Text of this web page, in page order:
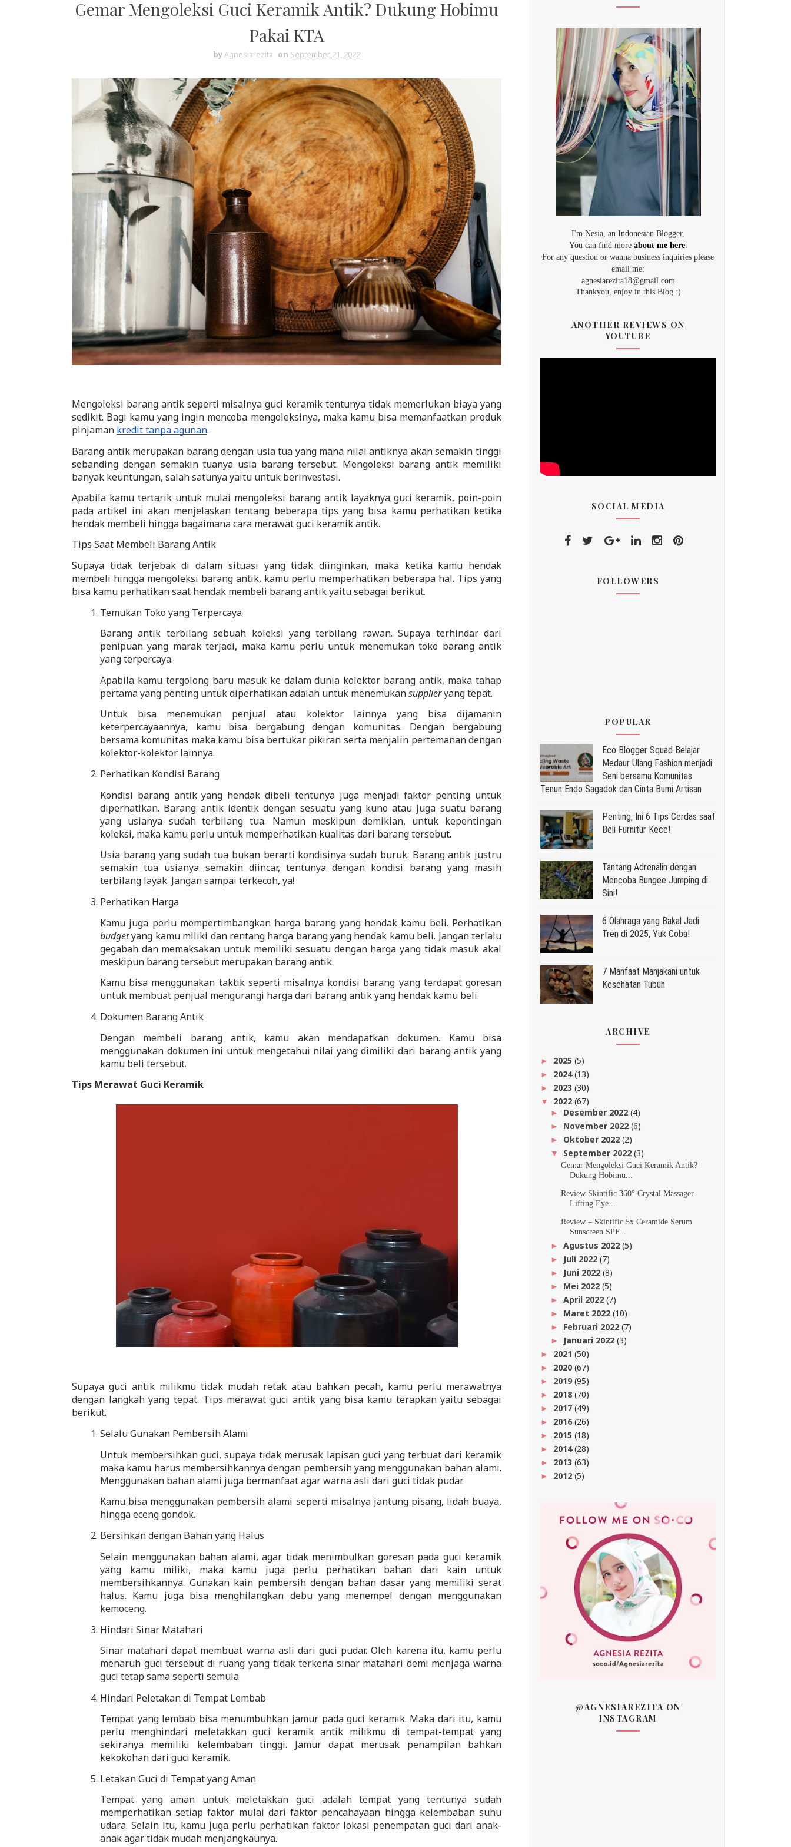
Gemar Mengoleksi Guci Keramik Antik? Dukung Hobimu
Pakai KTA
byAgnesiarezita on September 21, 2022
Mengoleksi barang antik seperti misalnya guci keramik tentunya tidak memerlukan biaya yang
sedikit. Bagi kamu yang ingin mencoba mengoleksinya, maka kamu bisa memanfaatkan produk
pinjaman kredit tanpa agunan.
Barang antik merupakan barang dengan usia tua yang mana nilai antiknya akan semakin tinggi
sebanding dengan semakin tuanya usia barang tersebut. Mengoleksi barang antik memiliki
banyak keuntungan, salah satunya yaitu untuk berinvestasi.
Apabila kamu tertarik untuk mulai mengoleksi barang antik layaknya guci keramik, poin-poin
pada artikel ini akan menjelaskan tentang beberapa tips yang bisa kamu perhatikan ketika
hendak membeli hingga bagaimana cara merawat guci keramik antik.
Tips Saat Membeli Barang Antik
Supaya tidak terjebak di dalam situasi yang tidak diinginkan, maka ketika kamu hendak
membeli hingga mengoleksi barang antik, kamu perlu memperhatikan beberapa hal. Tips yang
bisa kamu perhatikan saat hendak membeli barang antik yaitu sebagai berikut.
Temukan Toko yang Terpercaya
Barang antik terbilang sebuah koleksi yang terbilang rawan. Supaya terhindar dari
penipuan yang marak terjadi, maka kamu perlu untuk menemukan toko barang antik
yang terpercaya.
Apabila kamu tergolong baru masuk ke dalam dunia kolektor barang antik, maka tahap
pertama yang penting untuk diperhatikan adalah untuk menemukan supplier yang tepat.
Untuk bisa menemukan penjual atau kolektor lainnya yang bisa dijamanin
keterpercayaannya, kamu bisa bergabung dengan komunitas. Dengan bergabung
bersama komunitas maka kamu bisa bertukar pikiran serta menjalin pertemanan dengan
kolektor-kolektor lainnya.
Perhatikan Kondisi Barang
Kondisi barang antik yang hendak dibeli tentunya juga menjadi faktor penting untuk
diperhatikan. Barang antik identik dengan sesuatu yang kuno atau juga suatu barang
yang usianya sudah terbilang tua. Namun meskipun demikian, untuk kepentingan
koleksi, maka kamu perlu untuk memperhatikan kualitas dari barang tersebut.
Usia barang yang sudah tua bukan berarti kondisinya sudah buruk. Barang antik justru
semakin tua usianya semakin diincar, tentunya dengan kondisi barang yang masih
terbilang layak. Jangan sampai terkecoh, ya!
Perhatikan Harga
budget yang kamu miliki dan rentang harga barang yang hendak kamu beli. Jangan terlalu
gegabah dan memaksakan untuk memiliki sesuatu dengan harga yang tidak masuk akal
meskipun barang tersebut merupakan barang antik.
Kamu bisa menggunakan taktik seperti misalnya kondisi barang yang terdapat goresan
untuk membuat penjual mengurangi harga dari barang antik yang hendak kamu beli.
Dokumen Barang Antik
Dengan membeli barang antik, kamu akan mendapatkan dokumen. Kamu bisa
menggunakan dokumen ini untuk mengetahui nilai yang dimiliki dari barang antik yang
kamu beli tersebut.
Tips Merawat Guci Keramik
Supaya guci antik milikmu tidak mudah retak atau bahkan pecah, kamu perlu merawatnya
dengan langkah yang tepat. Tips merawat guci antik yang bisa kamu terapkan yaitu sebagai
berikut.
Selalu Gunakan Pembersih Alami
Untuk membersihkan guci, supaya tidak merusak lapisan guci yang terbuat dari keramik
maka kamu harus membersihkannya dengan pembersih yang menggunakan bahan alami.
Menggunakan bahan alami juga bermanfaat agar warna asli dari guci tidak pudar.
Kamu bisa menggunakan pembersih alami seperti misalnya jantung pisang, lidah buaya,
hingga eceng gondok.
Bersihkan dengan Bahan yang Halus
Selain menggunakan bahan alami, agar tidak menimbulkan goresan pada guci keramik
yang kamu miliki, maka kamu juga perlu perhatikan bahan dari kain untuk
membersihkannya. Gunakan kain pembersih dengan bahan dasar yang memiliki serat
halus. Kamu juga bisa menghilangkan debu yang menempel dengan menggunakan
kemoceng.
Hindari Sinar Matahari
Sinar matahari dapat membuat warna asli dari guci pudar. Oleh karena itu, kamu perlu
menaruh guci tersebut di ruang yang tidak terkena sinar matahari demi menjaga warna
guci tetap sama seperti semula.
Hindari Peletakan di Tempat Lembab
Tempat yang lembab bisa menumbuhkan jamur pada guci keramik. Maka dari itu, kamu
perlu menghindari meletakkan guci keramik antik milikmu di tempat-tempat yang
sekiranya memiliki kelembaban tinggi. Jamur dapat merusak penampilan bahkan
kekokohan dari guci keramik.
Letakan Guci di Tempat yang Aman
Tempat yang aman untuk meletakkan guci adalah tempat yang tentunya sudah
memperhatikan setiap faktor mulai dari faktor pencahayaan hingga kelembaban suhu
udara. Selain itu, kamu juga perlu perhatikan faktor lokasi penempatan guci dari anak-
anak agar tidak mudah menjangkaunya.
I'm Nesia, an Indonesian Blogger,
You can find more about me here.
For any question or wanna business inquiries please
email me:
agnesiarezita18@gmail.com
Thankyou, enjoy in this Blog :)
ANOTHER REVIEWS ON
YOUTUBE
SOCIAL MEDIA
FOLLOWERS
POPULAR
Eco Blogger Squad Belajar
Medaur Ulang Fashion menjadi
Seni bersama Komunitas
Tenun Endo Sagadok dan Cinta Bumi Artisan
Penting, Ini 6 Tips Cerdas saat
Beli Furnitur Kece!
Tantang Adrenalin dengan
Mencoba Bungee Jumping di
Sini!
6 Olahraga yang Bakal Jadi
Tren di 2025, Yuk Coba!
7 Manfaat Manjakani untuk
Kesehatan Tubuh
ARCHIVE
► 2025 (5)
► 2024(13)
► 2023 (30)
▼ 2022 (67)
► Desember 2022 (4)
► November 2022 (6)
► Oktober 2022 (2)
▼ September 2022 (3)
Gemar Mengoleksi Guci Keramik Antik?
Dukung Hobimu...
Review Skintific 360° Crystal Massager
Lifting Eye...
Review – Skintific 5x Ceramide Serum
Sunscreen SPF...
► Agustus 2022 (5)
► Juli 2022 (7)
► Juni 2022 (8)
► Mei 2022 (5)
► April 2022 (7)
► Maret 2022 (10)
► Februari 2022 (7)
► Januari 2022 (3)
► 2021 (50)
► 2020 (67)
► 2019(95)
► 2018 (70)
► 2017 (49)
► 2016(26)
► 2015 (18)
► 2014(28)
► 2013 (63)
► 2012 (5)
@AGNESIAREZITA ON
INSTAGRAM